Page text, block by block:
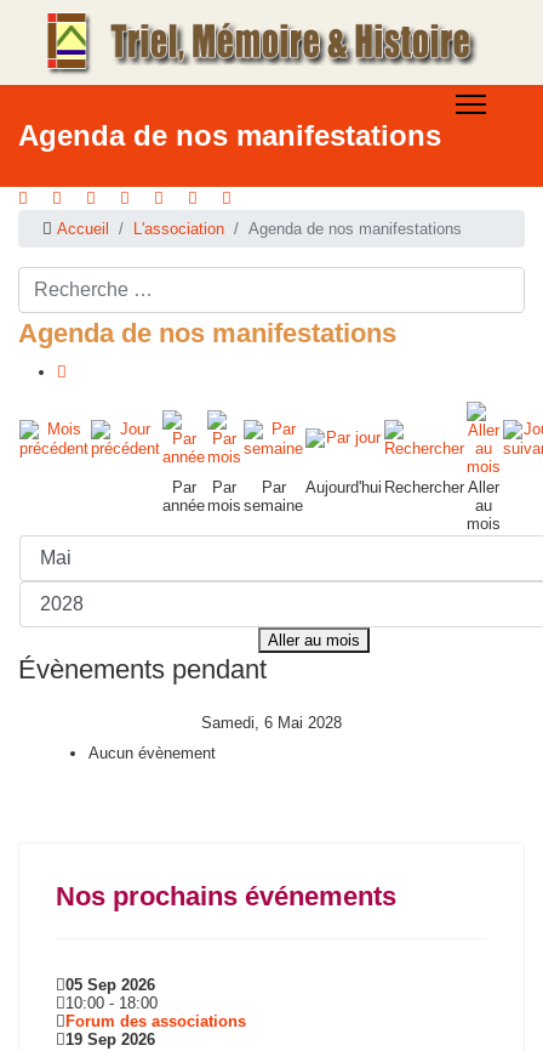
Agenda de nos manifestations
Accueil L'association Agenda de nos manifestations
Rechercher ...
Agenda de nos manifestations
Par
année
Par
mois
Par
semaine
Aujourd'hui Rechercher Aller
au
mois
Aller au mois
Évènements pendant
Samedi, 6 Mai 2028
Aucun évènement
Nos prochains événements
05 Sep 2026
10:00 - 18:00
Forum des associations
19 Sep 2026